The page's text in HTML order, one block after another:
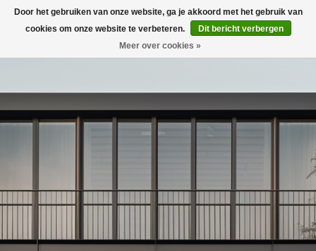
0
Door het gebruiken van onze website, ga je akkoord met het gebruik van
cookies om onze website te verbeteren.
Dit bericht verbergen
Meer over cookies »